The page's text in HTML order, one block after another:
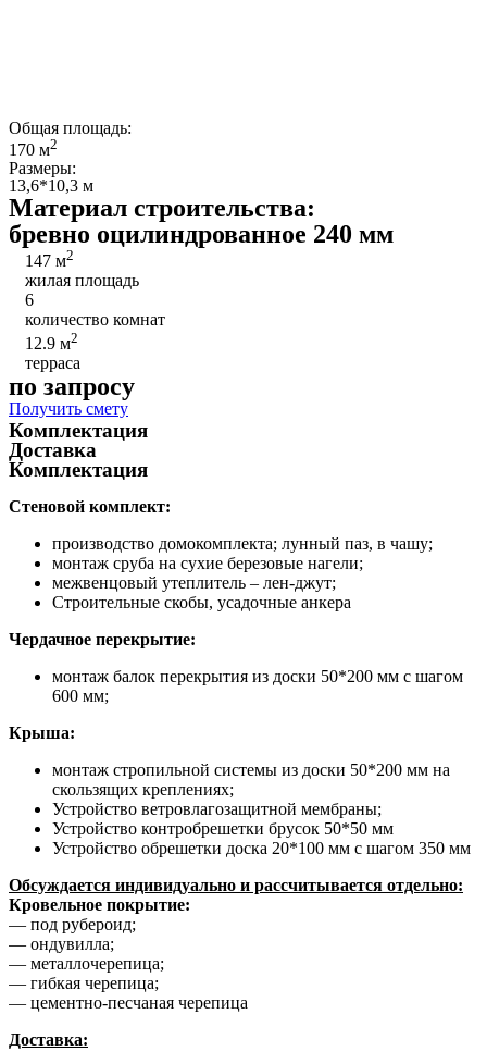
Общая площадь:
170 м2
Размеры:
13,6*10,3 м
Материал строительства:
бревно оцилиндрованное 240 мм
147 м2
жилая площадь
6
количество комнат
12.9 м2
терраса
по запросу
Получить смету
Комплектация
Доставка
Комплектация
Стеновой комплект:
производство домокомплекта; лунный паз, в чашу;
монтаж сруба на сухие березовые нагели;
межвенцовый утеплитель – лен-джут;
Строительные скобы, усадочные анкера
Чердачное перекрытие:
монтаж балок перекрытия из доски 50*200 мм с шагом
600 мм;
Крыша:
монтаж стропильной системы из доски 50*200 мм на
скользящих креплениях;
Устройство ветровлагозащитной мембраны;
Устройство контробрешетки брусок 50*50 мм
Устройство обрешетки доска 20*100 мм с шагом 350 мм
Обсуждается индивидуально и рассчитывается отдельно:
Кровельное покрытие:
— под рубероид;
— ондувилла;
— металлочерепица;
— гибкая черепица;
— цементно-песчаная черепица
Доставка: